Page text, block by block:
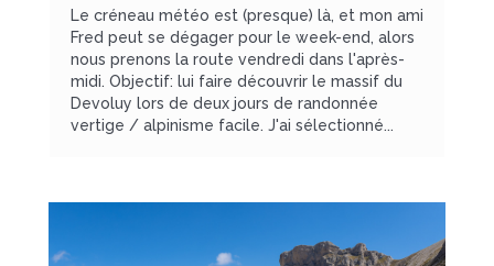
Le créneau météo est (presque) là, et mon ami
Fred peut se dégager pour le week-end, alors
nous prenons la route vendredi dans l'après-
midi. Objectif: lui faire découvrir le massif du
Devoluy lors de deux jours de randonnée
vertige / alpinisme facile. J'ai sélectionné...